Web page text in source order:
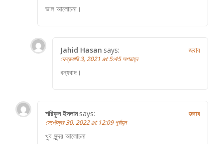
ভাল আলোচনা।
Jahid Hasan says:
ফেব্রুয়ারি 3, 2021 at 5:45 অপরাহ্ন
ধন্যবাদ।
জবাব
শরিফুল ইসলাম says:
সেপ্টেম্বর 30, 2022 at 12:09 পূর্বাহ্ন
খুব সুন্দর আলোচনা
জবাব